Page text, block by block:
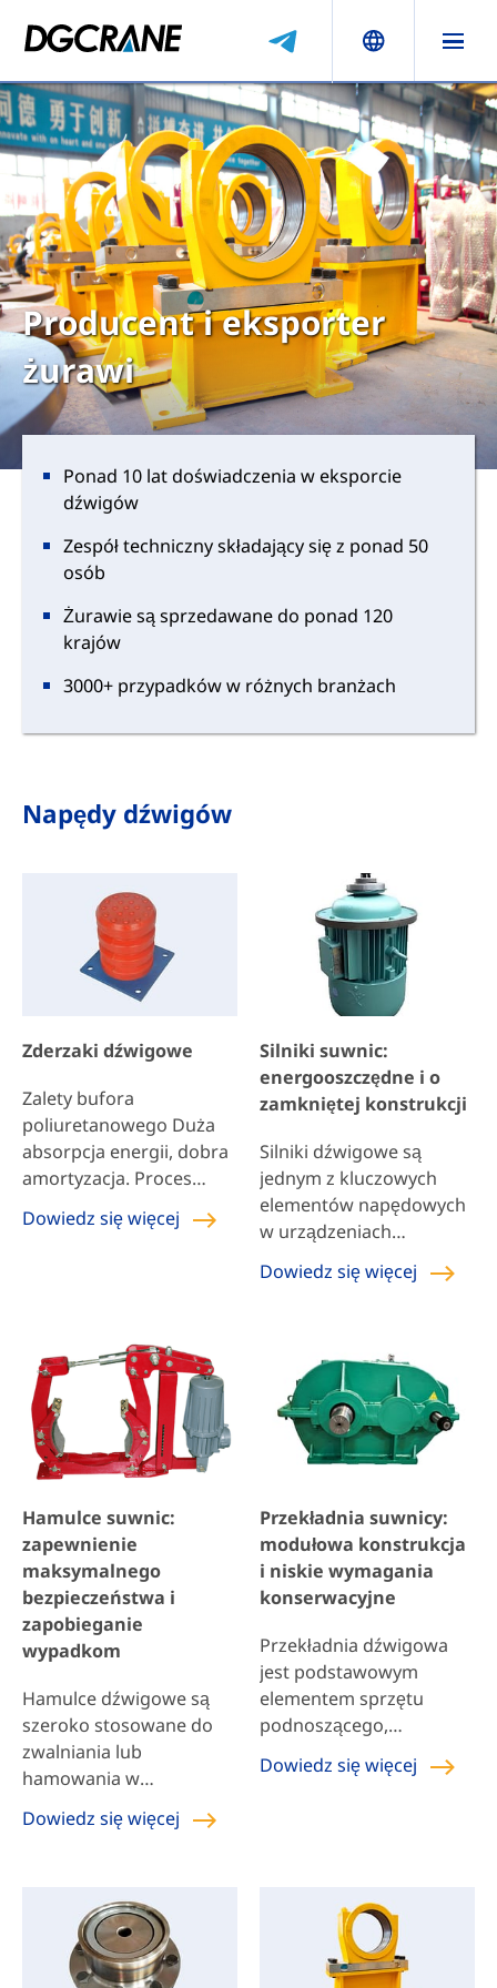
Producent i eksporter
żurawi
Ponad 10 lat doświadczenia w eksporcie
dźwigów
Zespół techniczny składający się z ponad 50
osób
Żurawie są sprzedawane do ponad 120
krajów
3000+ przypadków w różnych branżach
Napędy dźwigów
Zderzaki dźwigowe
Zalety bufora
poliuretanowego Duża
absorpcja energii, dobra
amortyzacja. Proces
amortyzacji może
pochłonąć 40% energii,
umiarkowane odbicie,
ściśliwość i dobra
sprężystość. Niewielka
waga Tania praca to
miękka kolizja, brak
hałasu, brak iskier, często
przeciwwybuchowych
Wady Nie nadaje się do
[…]
Dowiedz się więcej
Silniki suwnic:
energooszczędne i o
zamkniętej konstrukcji
Silniki dźwigowe są
jednym z kluczowych
elementów napędowych
w urządzeniach
dźwigowych. Dostarczają
mocy, umożliwiając
jak podnoszenie,
obracanie i
przemieszczanie.
Wydajność silnika
dźwigowego
wydajność operacyjną i
stabilność sprzętu. Do
powszechnych typów
silników dźwigowych
przeciwwybuchowe,
silniki o zmiennej
częstotliwości, […]
Dowiedz się więcej
Hamulce suwnic:
zapewnienie
maksymalnego
bezpieczeństwa i
zapobieganie
wypadkom
Hamulce dźwigowe są
szeroko stosowane do
zwalniania lub
hamowania w
mechanicznych
urządzeniach
dźwigach, metalurgii,
transporcie, górnictwie,
portach, dokach i
Dowiedz się więcej
Przekładnia suwnicy:
modułowa konstrukcja
i niskie wymagania
konserwacyjne
Przekładnia dźwigowa
jest podstawowym
elementem sprzętu
podnoszącego,
specjalnie
zaprojektowanym, aby
Efektywnie przekształca
szybkie obroty silnika na
wolne obroty i wysoki
Dowiedz się więcej